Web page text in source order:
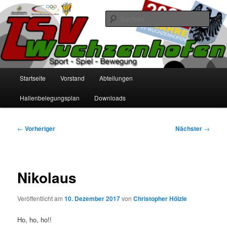
Zum
primären
Inhalt
springenTSV Wuchzenhofen
Startseite Vorstand Abteilungen
Hallenbelegungsplan Downloads
Beitragsnavigation
← Vorheriger Nächster →
Nikolaus
Veröffentlicht am10. Dezember 2017vonChristopher Hölzle
Ho, ho, ho!!